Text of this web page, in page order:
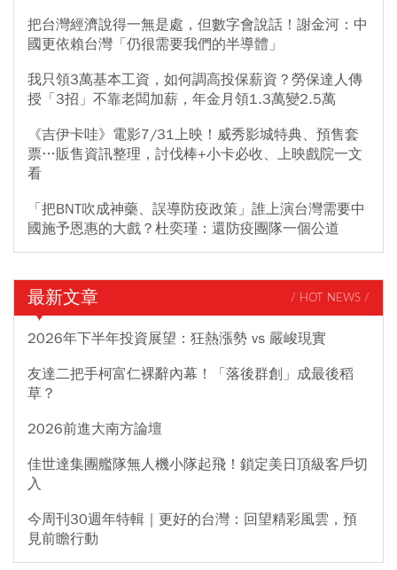
把台灣經濟說得一無是處，但數字會說話！謝金河：中
國更依賴台灣「仍很需要我們的半導體」
我只領3萬基本工資，如何調高投保薪資？勞保達人傳
授「3招」不靠老闆加薪，年金月領1.3萬變2.5萬
《吉伊卡哇》電影7/31上映！威秀影城特典、預售套
票…販售資訊整理，討伐棒+小卡必收、上映戲院一文
看
「把BNT吹成神藥、誤導防疫政策」誰上演台灣需要中
國施予恩惠的大戲？杜奕瑾：還防疫團隊一個公道
最新文章 / HOT NEWS /
2026年下半年投資展望：狂熱漲勢 vs 嚴峻現實
友達二把手柯富仁裸辭內幕！「落後群創」成最後稻
草？
2026前進大南方論壇
佳世達集團艦隊無人機小隊起飛！鎖定美日頂級客戶切
入
今周刊30週年特輯｜更好的台灣：回望精彩風雲，預
見前瞻行動